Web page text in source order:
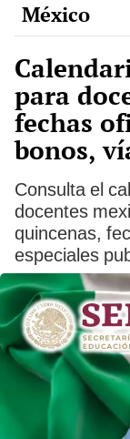
México
para
fechas
bonos,
Consulta el
docentes
quincenas,
especiales